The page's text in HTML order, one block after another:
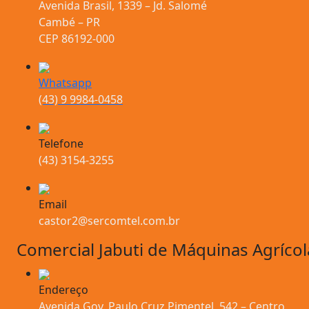
Avenida Brasil, 1339 – Jd. Salomé
Cambé – PR
CEP 86192-000
Whatsapp
(43) 9 9984-0458
Telefone
(43) 3154-3255
Email
castor2@sercomtel.com.br
Comercial Jabuti de Máquinas
Endereço